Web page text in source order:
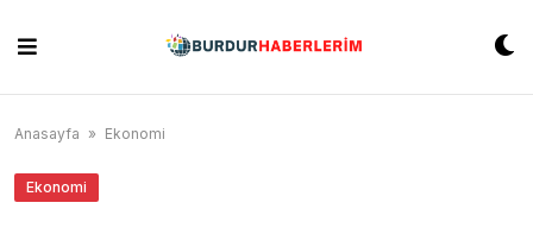
content
Anasayfa » Ekonomi
Ekonomi